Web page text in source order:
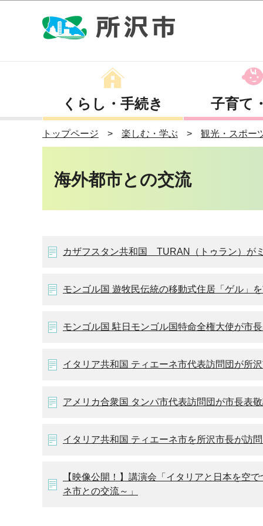
くらし・手続き 子育て
トップページ 楽しむ・学ぶ 観光・スポー
海外都市との交流
カザフスタン共和国 TURAN（トゥラン）が
モンゴル国 遊牧民伝統の移動式住居「ゲル」
モンゴル国 駐日モンゴル国特命全権大使が市
イタリア共和国 ティエーネ市代表訪問団が所
アメリカ合衆国 タンパ市代表訪問団が市長表
イタリア共和国 ティエーネ市を所沢市長が訪
【映像公開！】講演会「イタリアと日本を空
ネ市との交流～」